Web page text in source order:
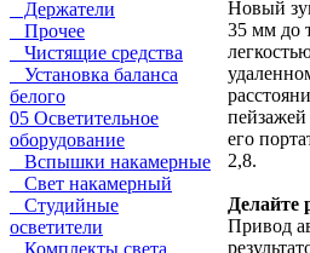
Держатели
Прочее
Чистящие средства
Установка баланса
белого
05 Осветительное
оборудование
Вспышки накамерные
Свет накамерный
Студийные
осветители
Комплекты света
Новый
35 мм до
его
2,8.
Делайте
Привод